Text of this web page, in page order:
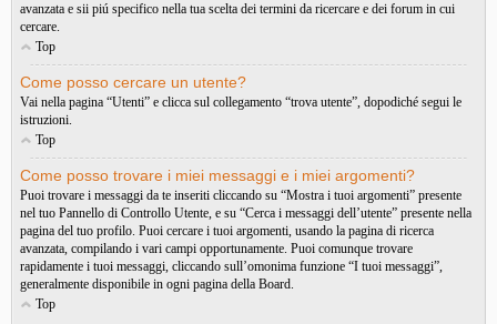
avanzata e sii piú specifico nella tua scelta dei termini da ricercare e dei forum in cui
cercare.
Top
Come posso cercare un utente?
Vai nella pagina “Utenti” e clicca sul collegamento “trova utente”, dopodiché segui le
istruzioni.
Top
Come posso trovare i miei messaggi e i miei argomenti?
Puoi trovare i messaggi da te inseriti cliccando su “Mostra i tuoi argomenti” presente
nel tuo Pannello di Controllo Utente, e su “Cerca i messaggi dell’utente” presente nella
pagina del tuo profilo. Puoi cercare i tuoi argomenti, usando la pagina di ricerca
avanzata, compilando i vari campi opportunamente. Puoi comunque trovare
rapidamente i tuoi messaggi, cliccando sull’omonima funzione “I tuoi messaggi”,
generalmente disponibile in ogni pagina della Board.
Top